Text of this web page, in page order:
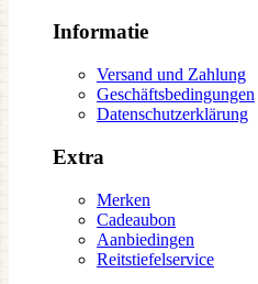
Informatie
Versand und Zahlung
Geschäftsbedingungen
Datenschutzerklärung
Extra
Merken
Cadeaubon
Aanbiedingen
Reitstiefelservice